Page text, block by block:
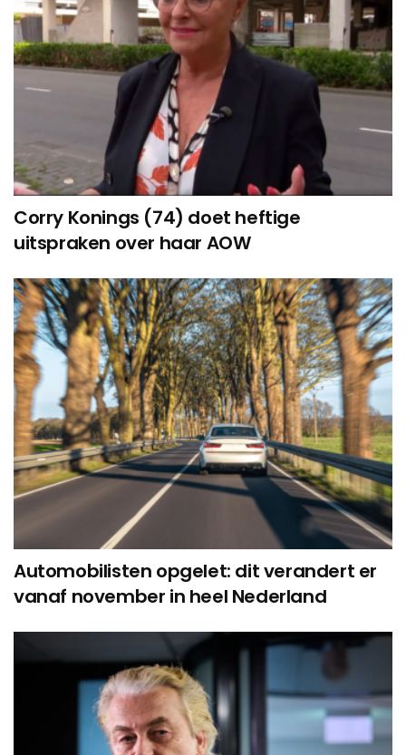
Corry Konings (74) doet heftige
uitspraken over haar AOW
Automobilisten opgelet: dit verandert er
vanaf november in heel Nederland